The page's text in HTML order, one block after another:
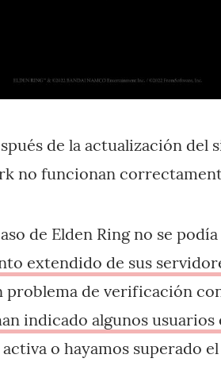
de la actualización del
no funcionan
de Elden Ring no se
extendido de sus
problema de verificación
indicado algunos
o hayamos superado